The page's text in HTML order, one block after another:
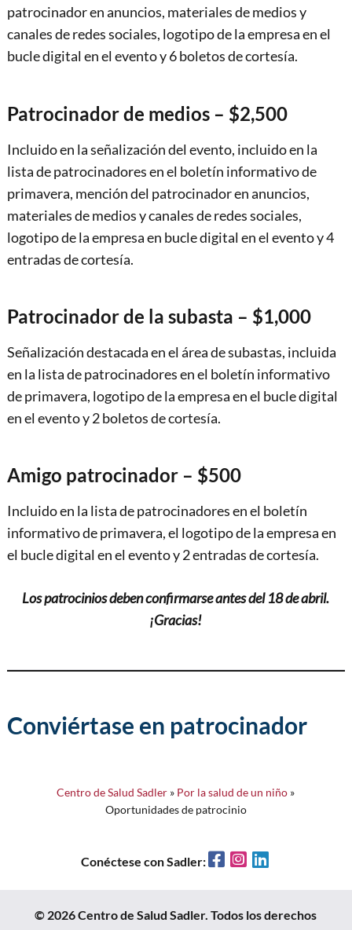
patrocinador en anuncios, materiales de medios y
canales de redes sociales, logotipo de la empresa en el
bucle digital en el evento y 6 boletos de cortesía.
Patrocinador de medios – $2,500
Incluido en la señalización del evento, incluido en la
lista de patrocinadores en el boletín informativo de
primavera, mención del patrocinador en anuncios,
materiales de medios y canales de redes sociales,
logotipo de la empresa en bucle digital en el evento y 4
entradas de cortesía.
Patrocinador de la subasta – $1,000
Señalización destacada en el área de subastas, incluida
en la lista de patrocinadores en el boletín informativo
de primavera, logotipo de la empresa en el bucle digital
en el evento y 2 boletos de cortesía.
Amigo patrocinador – $500
Incluido en la lista de patrocinadores en el boletín
informativo de primavera, el logotipo de la empresa en
el bucle digital en el evento y 2 entradas de cortesía.
Los patrocinios deben confirmarse antes del 18 de abril.
¡Gracias!
Conviértase en patrocinador
Centro de Salud Sadler » Por la salud de un niño »
Oportunidades de patrocinio
Conéctese con Sadler: FacebookInstagram
© 2026 Centro de Salud Sadler. Todos los derechos